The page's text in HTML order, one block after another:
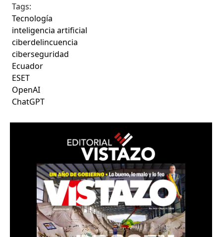
Tags:
Tecnología
inteligencia artificial
ciberdelincuencia
ciberseguridad
Ecuador
ESET
OpenAI
ChatGPT